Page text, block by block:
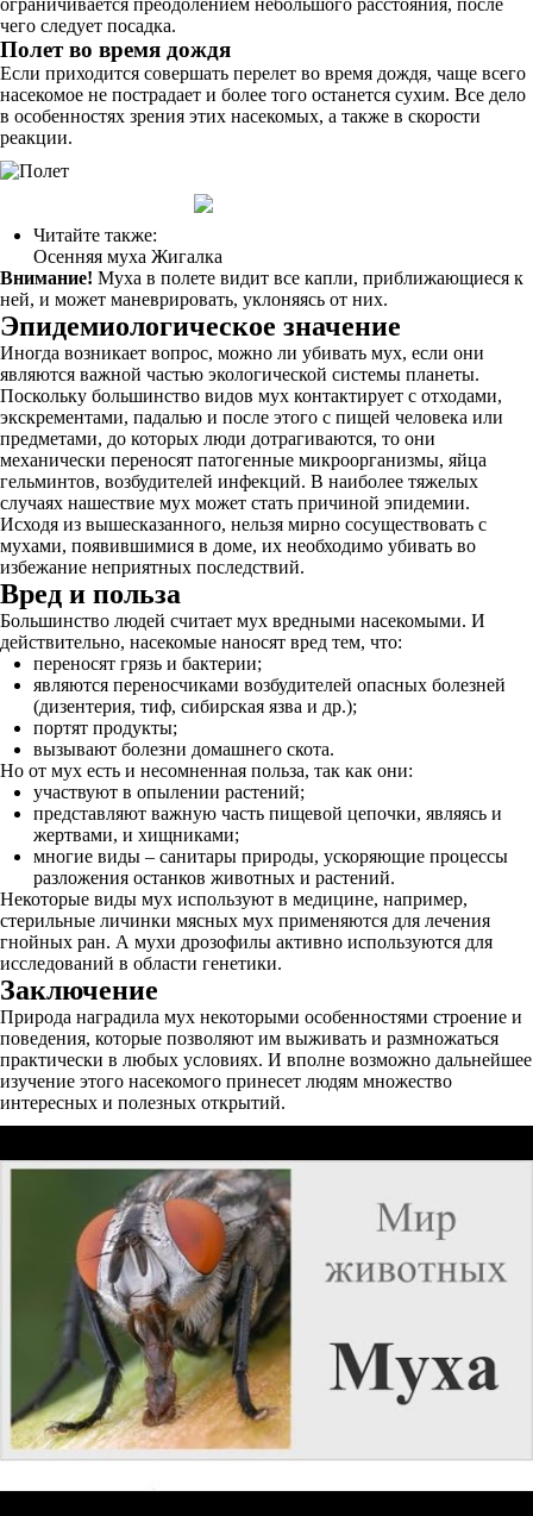
ограничивается преодолением небольшого расстояния, после
чего следует посадка.
Полет во время дождя
Если приходится совершать перелет во время дождя, чаще всего
насекомое не пострадает и более того останется сухим. Все дело
в особенностях зрения этих насекомых, а также в скорости
реакции.
Читайте также:
Осенняя муха Жигалка
Внимание! Муха в полете видит все капли, приближающиеся к
ней, и может маневрировать, уклоняясь от них.
Эпидемиологическое значение
Иногда возникает вопрос, можно ли убивать мух, если они
являются важной частью экологической системы планеты.
Поскольку большинство видов мух контактирует с отходами,
экскрементами, падалью и после этого с пищей человека или
предметами, до которых люди дотрагиваются, то они
механически переносят патогенные микроорганизмы, яйца
гельминтов, возбудителей инфекций. В наиболее тяжелых
случаях нашествие мух может стать причиной эпидемии.
Исходя из вышесказанного, нельзя мирно сосуществовать с
мухами, появившимися в доме, их необходимо убивать во
избежание неприятных последствий.
Вред и польза
Большинство людей считает мух вредными насекомыми. И
действительно, насекомые наносят вред тем, что:
переносят грязь и бактерии;
являются переносчиками возбудителей опасных болезней
(дизентерия, тиф, сибирская язва и др.);
портят продукты;
вызывают болезни домашнего скота.
Но от мух есть и несомненная польза, так как они:
участвуют в опылении растений;
представляют важную часть пищевой цепочки, являясь и
жертвами, и хищниками;
многие виды – санитары природы, ускоряющие процессы
разложения останков животных и растений.
Некоторые виды мух используют в медицине, например,
стерильные личинки мясных мух применяются для лечения
гнойных ран. А мухи дрозофилы активно используются для
исследований в области генетики.
Заключение
Природа наградила мух некоторыми особенностями строение и
поведения, которые позволяют им выживать и размножаться
практически в любых условиях. И вполне возможно дальнейшее
изучение этого насекомого принесет людям множество
интересных и полезных открытий.